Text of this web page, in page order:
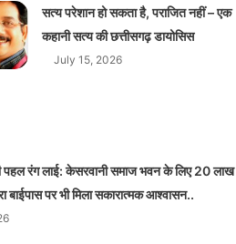
सत्य परेशान हो सकता है, पराजित नहीं – एक
कहानी सत्य की छत्तीसगढ़ डायोसिस
July 15, 2026
पहल रंग लाई: केसरवानी समाज भवन के लिए 20 लाख
बाईपास पर भी मिला सकारात्मक आश्वासन..